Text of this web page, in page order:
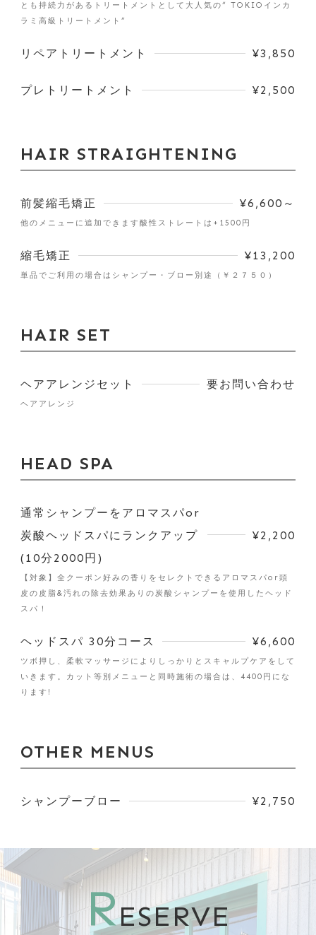
とも持続力があるトリートメントとして大人気の“ TOKIOインカ
ラミ高級トリートメント”
リペアトリートメント ¥3,850
プレトリートメント ¥2,500
HAIR STRAIGHTENING
前髪縮毛矯正 ¥6,600～
他のメニューに追加できます酸性ストレートは+1500円
縮毛矯正 ¥13,200
単品でご利用の場合はシャンプー・ブロー別途（￥２７５０）
HAIR SET
ヘアアレンジセット 要お問い合わせ
ヘアアレンジ
HEAD SPA
通常シャンプーをアロマスパor
炭酸ヘッドスパにランクアップ
(10分2000円)
¥2,200
【対象】全クーポン好みの香りをセレクトできるアロマスパor頭
皮の皮脂&汚れの除去効果ありの炭酸シャンプーを使用したヘッド
スパ！
ヘッドスパ 30分コース ¥6,600
ツボ押し、柔軟マッサージによりしっかりとスキャルプケアをして
いきます。カット等別メニューと同時施術の場合は、4400円にな
ります!
OTHER MENUS
シャンプーブロー ¥2,750
RESERVE